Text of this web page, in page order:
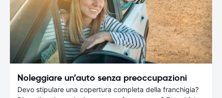
Noleggiare un’auto senza preoccupazioni
Devo stipulare una copertura completa della franchigia?